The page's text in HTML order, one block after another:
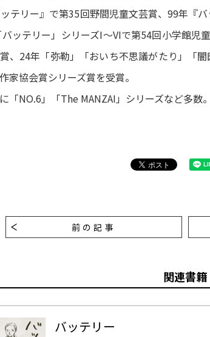
テリー』で第35回野間児童文芸賞、99年『
ッテリー」シリーズI～VIで第54回小学館児
、24年「弥勒」「おいち不思議がたり」「
家協会賞シリーズ賞を受賞。
「NO.6」「The MANZAI」シリーズなど多数。
前の記事
関連書籍
バッテリー